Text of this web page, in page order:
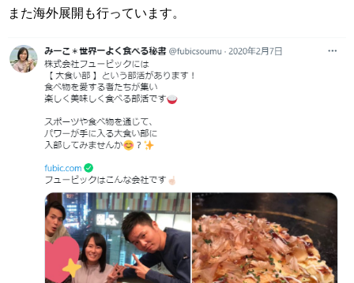
また海外展開も行っています。